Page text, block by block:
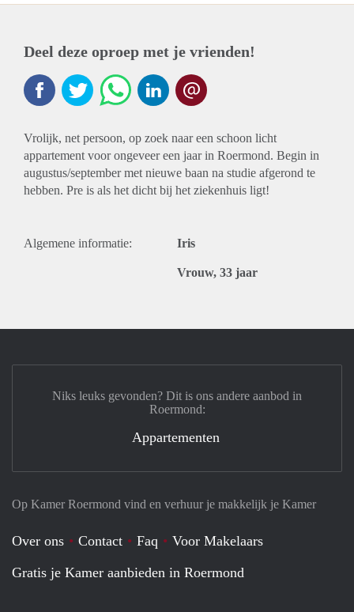
Deel deze oproep met je vrienden!
Vrolijk, net persoon, op zoek naar een schoon licht
appartement voor ongeveer een jaar in Roermond. Begin in
augustus/september met nieuwe baan na studie afgerond te
hebben. Pre is als het dicht bij het ziekenhuis ligt!
Algemene informatie: Iris
Vrouw, 33 jaar
Op Kamer Roermond vind en verhuur je makkelijk je Kamer
Over ons Contact Faq
Voor Makelaars
Gratis je Kamer aanbieden in Roermond
Niks leuks gevonden? Dit is ons andere aanbod in
Roermond:
Appartementen